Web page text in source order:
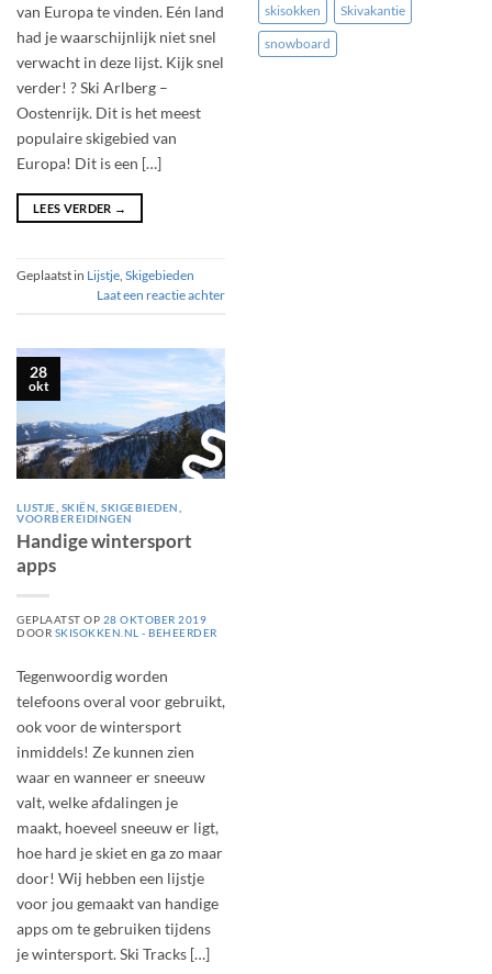
skisokken Skivakantie
snowboard
van Europa te vinden. Eén land
had je waarschijnlijk niet snel
verwacht in deze lijst. Kijk snel
verder! ? Ski Arlberg –
Oostenrijk. Dit is het meest
populaire skigebied van
Europa! Dit is een […]
LEES VERDER →
Geplaatst in Lijstje Skigebieden
Laat een reactie achter
28
okt
LIJSTJE SKIËN ,SKIGEBIEDEN
VOORBEREIDINGEN
Handige wintersport
apps
GEPLAATST OP 28 OKTOBER 2019
DOOR SKISOKKEN.NL - BEHEERDER
Tegenwoordig worden
telefoons overal voor gebruikt,
ook voor de wintersport
inmiddels! Ze kunnen zien
waar en wanneer er sneeuw
valt, welke afdalingen je
maakt, hoeveel sneeuw er ligt,
hoe hard je skiet en ga zo maar
door! Wij hebben een lijstje
voor jou gemaakt van handige
apps om te gebruiken tijdens
je wintersport. Ski Tracks […]